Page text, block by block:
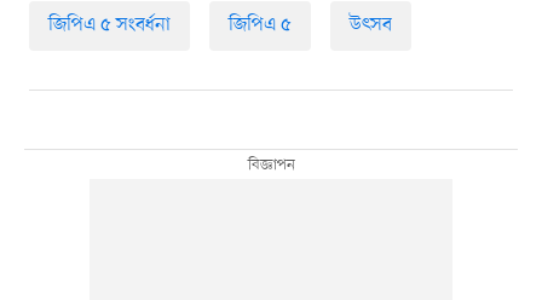
জিপিএ ৫ সংবর্ধনা জিপিএ ৫ উৎসব